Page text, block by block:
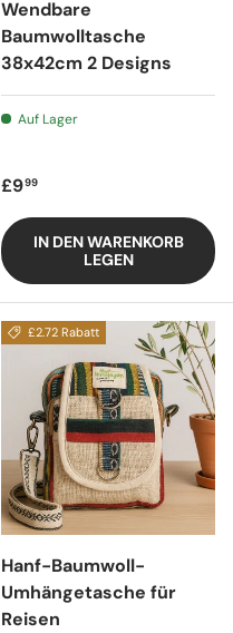
Wendbare
Baumwolltasche
38x42cm 2 Designs
Auf Lager
Regulärer Preis
£999
IN DEN WARENKORB
LEGEN
£2.72 Rabatt
Hanf-Baumwoll-
Umhängetasche für
Reisen